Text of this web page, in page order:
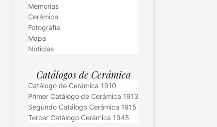
Memorias
Cerámica
Fotografía
Mapa
Noticias
Catálogos de Cerámica
Catálogo de Cerámica 1910
Primer Catálogo de Cerámica 1913
Segundo Catálogo Cerámica 1915
Tercer Catálogo Cerámica 1945